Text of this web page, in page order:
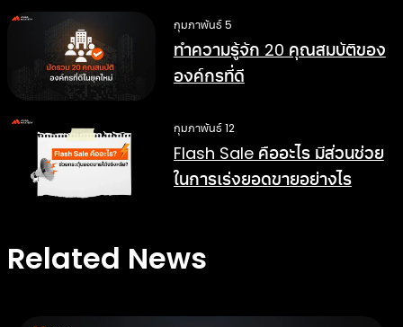
กุมภาพันธ์ 5
ทำความรู้จัก 20 คุณสมบัติของ
องค์กรที่ดี
กุมภาพันธ์ 12
Flash Sale คืออะไร มีส่วนช่วย
ในการเร่งยอดขายอย่างไร
Related News